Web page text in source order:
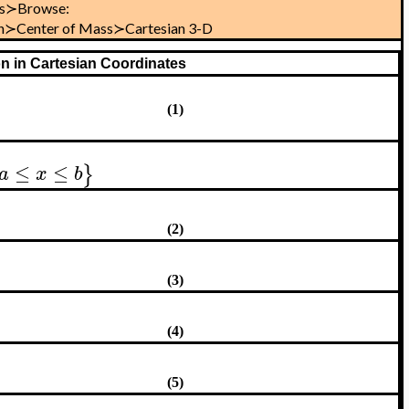
of Mass≻Cartesian 3-D
in Cartesian Coordinates
(1)
≤ x ≤ b}
(2)
(3)
(4)
(5)